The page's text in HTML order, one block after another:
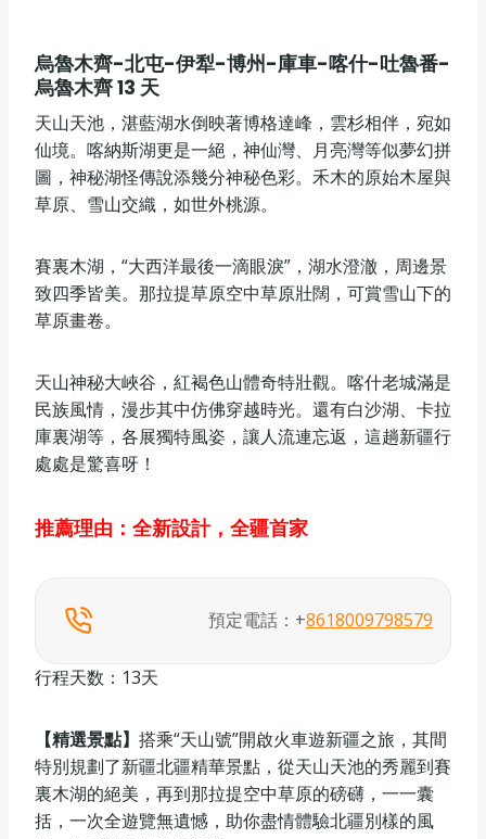
烏魯木齊-北屯-伊犁-博州-庫車-喀什-吐魯番-
烏魯木齊 13 天
天山天池，湛藍湖水倒映著博格達峰，雲杉相伴，宛如
仙境。喀納斯湖更是一絕，神仙灣、月亮灣等似夢幻拼
圖，神秘湖怪傳說添幾分神秘色彩。禾木的原始木屋與
草原、雪山交織，如世外桃源。
賽裏木湖，“大西洋最後一滴眼淚”，湖水澄澈，周邊景
致四季皆美。那拉提草原空中草原壯闊，可賞雪山下的
草原畫卷。
天山神秘大峽谷，紅褐色山體奇特壯觀。喀什老城滿是
民族風情，漫步其中仿佛穿越時光。還有白沙湖、卡拉
庫裏湖等，各展獨特風姿，讓人流連忘返，這趟新疆行
處處是驚喜呀！
推薦理由： 全新設計，全疆首家
預定電話：+8618009798579
行程天数：13天
【精選景點】 搭乘“天山號”開啟火車遊新疆之旅，其間
特別規劃了新疆北疆精華景點，從天山天池的秀麗到賽
裏木湖的絕美，再到那拉提空中草原的磅礴，一一囊
括，一次全遊覽無遺憾，助你盡情體驗北疆別樣的風